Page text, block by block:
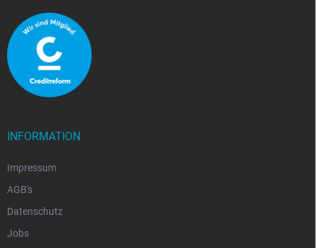
INFORMATION
Impressum
AGB's
Datenschutz
Jobs